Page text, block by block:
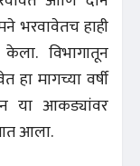
भरवावेतच हाही
विभागातून
मागच्या वर्षी
या आकड्यांवर
आला.